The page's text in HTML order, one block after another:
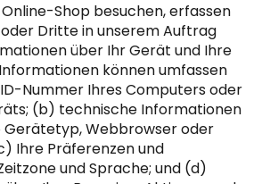
Shop besuchen, erfassen
Dritte in unserem Auftrag
über Ihr Gerät und Ihre
können umfassen
Nummer Ihres Computers oder
(b) technische Informationen
Gerätetyp, Webbrowser oder
Ihre Präferenzen und
und Sprache; und (d)